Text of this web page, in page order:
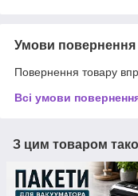
Умови повернення
Повернення товару
Всі умови
З цим товаром